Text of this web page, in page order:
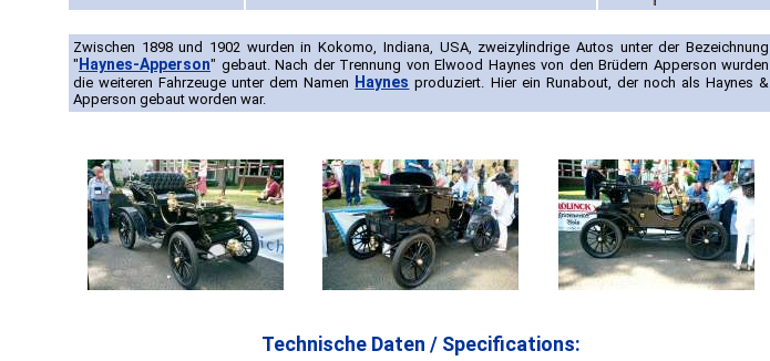
Zwischen 1898 und 1902 wurden in Kokomo, Indiana, USA, zweizylindrige Autos unter der Bezeichnung
" Haynes-Apperson" gebaut. Nach der Trennung von Elwood Haynes von den Brüdern Apperson wurden
die weiteren Fahrzeuge unter dem Namen Haynes produziert. Hier ein Runabout, der noch als Haynes &
Apperson gebaut worden war.
Technische Daten / Specifications: